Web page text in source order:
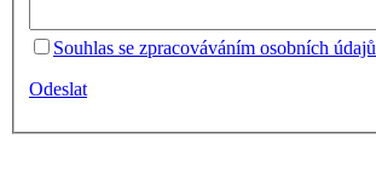
Souhlas se zpracováváním osobních údajů
Odeslat